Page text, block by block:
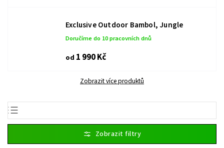
Exclusive Outdoor Bambol, Jungle
Doručíme do 10 pracovních dnů
od 1 990 Kč
Zobrazit více produktů
Nejlevnější
Nejdražší